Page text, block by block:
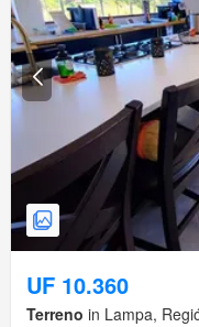
UF 10.360
Terreno in Lampa,